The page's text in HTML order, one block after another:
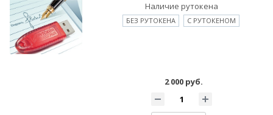
Наличие рутокена
БЕЗ РУТОКЕНА С РУТОКЕНОМ
2 000 руб.